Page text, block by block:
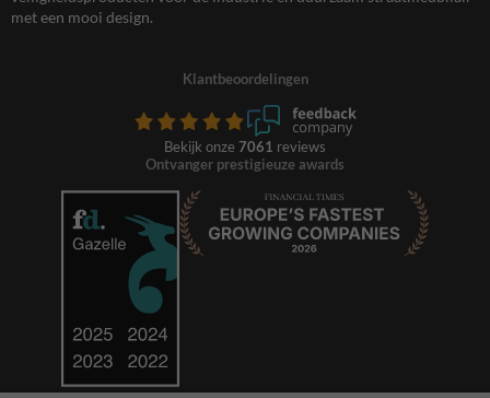
met een mooi design.
Klantbeoordelingen
Bekijk onze 7061 reviews
Ontvanger prestigieuze awards